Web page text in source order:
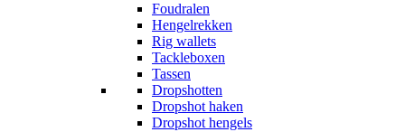
Foudralen
Hengelrekken
Rig wallets
Tackleboxen
Tassen
Dropshotten
Dropshot haken
Dropshot hengels